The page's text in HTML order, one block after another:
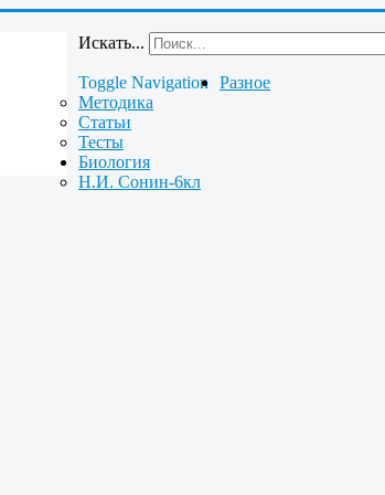
Искать...
Toggle Navigation
Разное
Методика
Статьи
Тесты
Биология
Н.И. Сонин-6кл